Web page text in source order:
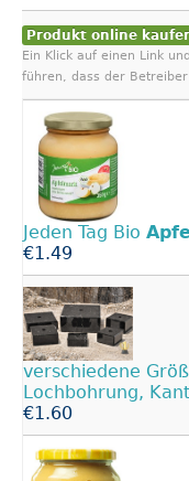
Produkt online
Ein Klick auf einen Link
führen, dass der
Jeden Tag Bio
€1.49
verschiedene
Lochbohrung,
€1.60